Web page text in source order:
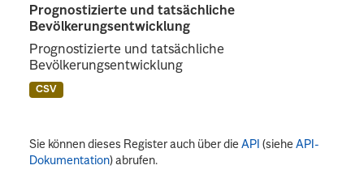
Prognostizierte und tatsächliche
Bevölkerungsentwicklung
Prognostizierte und tatsächliche
Bevölkerungsentwicklung
CSV
Sie können dieses Register auch über dieAPI (sieheAPI-
Dokumentation) abrufen.